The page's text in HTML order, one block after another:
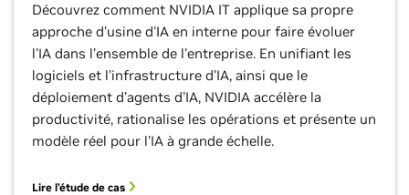
Découvrez comment NVIDIA IT applique sa propre
approche d'usine d'IA en interne pour faire évoluer
l'IA dans l'ensemble de l'entreprise. En unifiant les
logiciels et l'infrastructure d'IA, ainsi que le
déploiement d'agents d'IA, NVIDIA accélère la
productivité, rationalise les opérations et présente un
modèle réel pour l'IA à grande échelle.
Lire l’étude de cas